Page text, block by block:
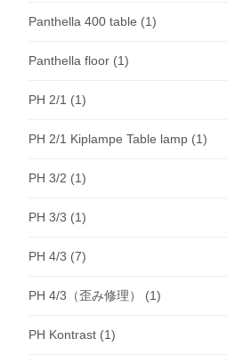
Panthella 400 table (1)
Panthella floor (1)
PH 2/1 (1)
PH 2/1 Kiplampe Table lamp (1)
PH 3/2 (1)
PH 3/3 (1)
PH 4/3 (7)
PH 4/3（歪み修理） (1)
PH Kontrast (1)